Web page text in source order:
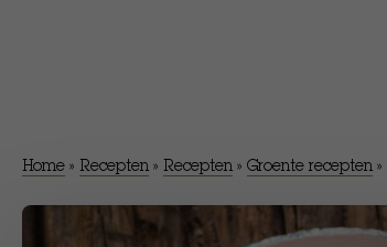
Home » Recepten » Recepten » Groente recepten »